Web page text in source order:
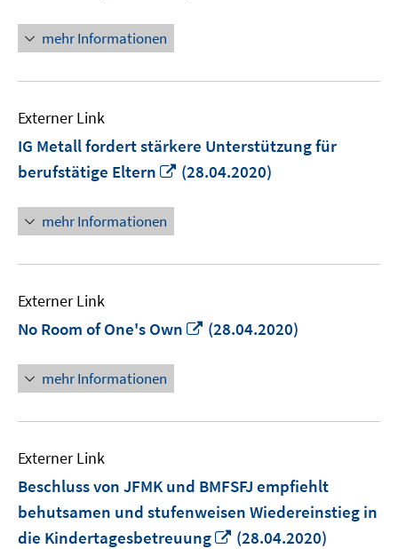
Fenster
öffnen
mehr Informationen
Externer Link
IG Metall fordert stärkere Unterstützung für
berufstätige Eltern
In
(28.04.2020)
mehr Informationen
Externer Link
No Room of One's Own
In
(28.04.2020)
mehr Informationen
Externer Link
Beschluss von JFMK und BMFSFJ empfiehlt
behutsamen und stufenweisen Wiedereinstieg in
die Kindertagesbetreuung
In
(28.04.2020)